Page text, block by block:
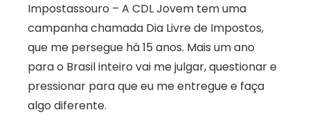
Impostassouro – A CDL Jovem tem uma
campanha chamada Dia Livre de Impostos,
que me persegue há 15 anos. Mais um ano
para o Brasil inteiro vai me julgar, questionar e
pressionar para que eu me entregue e faça
algo diferente.